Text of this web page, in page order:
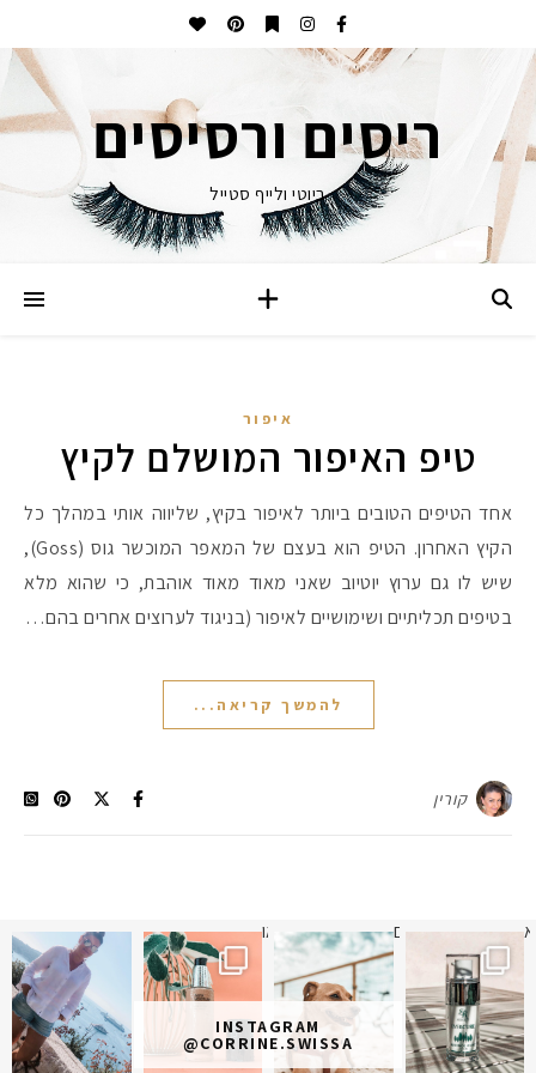
ריסים ורסיסים
ביוטי ולייף סטייל
איפור
טיפ האיפור המושלם לקיץ
אחד הטיפים הטובים ביותר לאיפור בקיץ, שליווה אותי במהלך כל
הקיץ האחרון. הטיפ הוא בעצם של המאפר המוכשר גוס (Goss),
שיש לו גם ערוץ יוטיוב שאני מאוד מאוד אוהבת, כי שהוא מלא
בטיפים תכליתיים ושימושיים לאיפור (בניגוד לערוצים אחרים בהם…
להמשך קריאה...
קורין
INSTAGRAM
@CORRINE.SWISSA
תמונה כבר חודשיים
איזו אהבתם יותר? הראשונה או